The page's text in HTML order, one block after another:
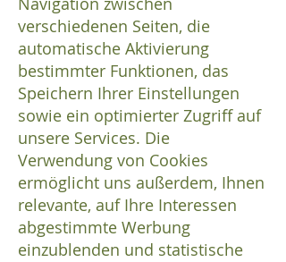
verschiedenen Seiten, die
automatische Aktivierung
bestimmter Funktionen, das
Speichern Ihrer Einstellungen
sowie ein optimierter Zugriff auf
unsere Services. Die
Verwendung von Cookies
ermöglicht uns außerdem, Ihnen
relevante, auf Ihre Interessen
abgestimmte Werbung
einzublenden und statistische